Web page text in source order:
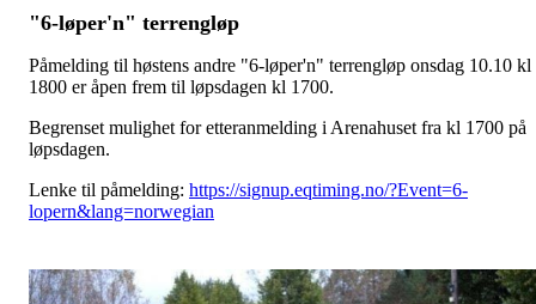
"6-løper'n" terrengløp
Påmelding til høstens andre "6-løper'n" terrengløp onsdag 10.10 kl
1800 er åpen frem til løpsdagen kl 1700.
Begrenset mulighet for etteranmelding i Arenahuset fra kl 1700 på
løpsdagen.
Lenke til påmelding: https://signup.eqtiming.no/?Event=6-
lopern&lang=norwegian